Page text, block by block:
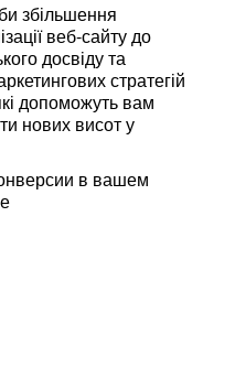
збільшення
веб-сайту до
досвіду та
стратегій
допоможуть вам
нових висот у